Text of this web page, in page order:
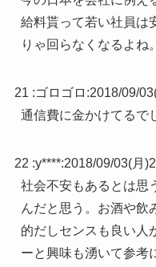
給料貰って若い社員は
りゃ回らなくなるよね。
21 :ゴロゴロ :2018/09/
通信費に金かけてるで
22 :y****:2018/09/03(月
社会不安もあるとは思
んだと思う。お酒や飲
的だしセンスも良い人
ーと興味も湧いて参考